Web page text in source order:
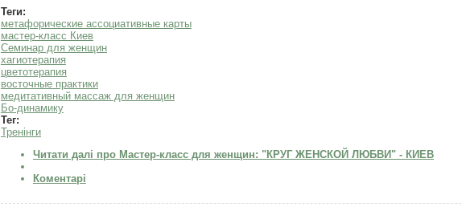
Теги:
метафорические ассоциативные карты
мастер-класс Киев
Семинар для женщин
хагиотерапия
цветотерапия
восточные практики
медитативный массаж для женщин
Бо-динамику
Тег:
Тренінги
Читати далі про Мастер-класс для женщин: "КРУГ ЖЕНСКОЙ ЛЮБВИ" - КИЕВ
Коментарі